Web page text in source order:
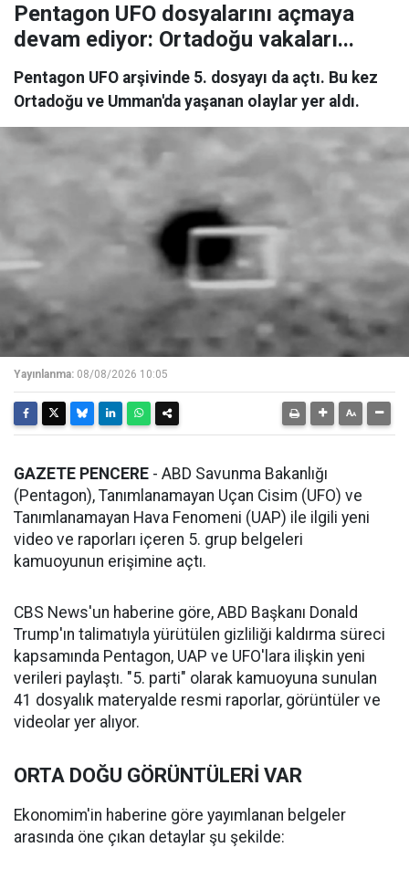
Pentagon UFO dosyalarını açmaya
devam ediyor: Ortadoğu vakaları...
Pentagon UFO arşivinde 5. dosyayı da açtı. Bu kez
Ortadoğu ve Umman'da yaşanan olaylar yer aldı.
Yayınlanma: 08/08/2026 10:05
GAZETE PENCERE - ABD Savunma Bakanlığı
(Pentagon), Tanımlanamayan Uçan Cisim (UFO) ve
Tanımlanamayan Hava Fenomeni (UAP) ile ilgili yeni
video ve raporları içeren 5. grup belgeleri
kamuoyunun erişimine açtı.
CBS News'un haberine göre, ABD Başkanı Donald
Trump'ın talimatıyla yürütülen gizliliği kaldırma süreci
kapsamında Pentagon, UAP ve UFO'lara ilişkin yeni
verileri paylaştı. "5. parti" olarak kamuoyuna sunulan
41 dosyalık materyalde resmi raporlar, görüntüler ve
videolar yer alıyor.
ORTA DOĞU GÖRÜNTÜLERİ VAR
Ekonomim'in haberine göre yayımlanan belgeler
arasında öne çıkan detaylar şu şekilde: